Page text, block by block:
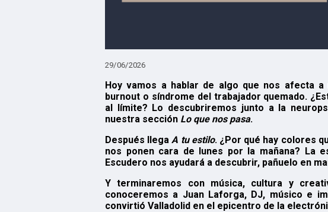
29/06/2026
Hoy vamos a hablar de algo que nos afecta
burnout o síndrome del trabajador quemado.
al límite? Lo descubriremos junto a la
nuestra sección Lo que nos pasa.
Después llega A tu estilo. ¿Por qué hay colores
nos ponen cara de lunes por la mañana? La
Escudero nos ayudará a descubrir, pañuelo en
Y terminaremos con música, cultura y
conoceremos a Juan Laforga, DJ, músico e
convirtió Valladolid en el epicentro de la